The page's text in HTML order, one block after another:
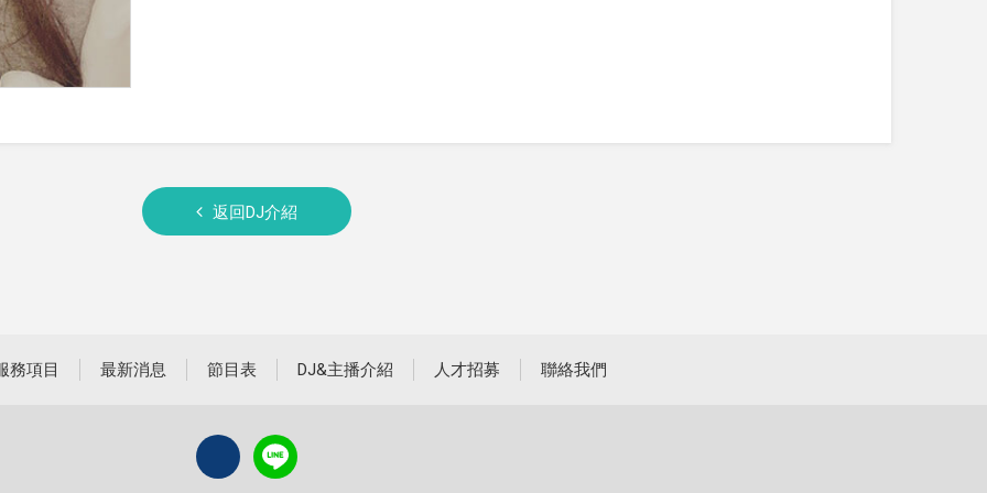
返回DJ介紹
務項目 最新消息 節目表 DJ&主播介紹 人才招募 聯絡我們